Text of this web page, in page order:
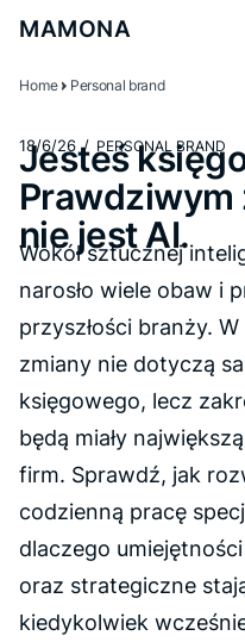
MAMONA
Home Personal brand
18/6/26 / PERSONAL BRAND
Jesteś
Prawdziwym
nie jest AI.
Wokół sztucznej
narosło wiele obaw i
przyszłości branży.
zmiany nie dotyczą
księgowego, lecz
będą miały
firm. Sprawdź, jak
codzienną pracę
dlaczego
oraz strategiczne
kiedykolwiek